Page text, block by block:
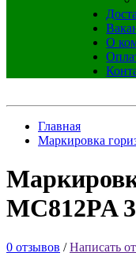
О
Главная
Маркировка
MC812PA
0 отзывов /Написать